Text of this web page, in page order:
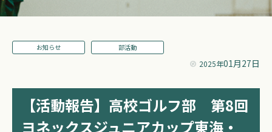
お知らせ 部活動
2025年01月27日
【活動報告】高校ゴルフ部 第8回
ヨネックスジュニアカップ東海・